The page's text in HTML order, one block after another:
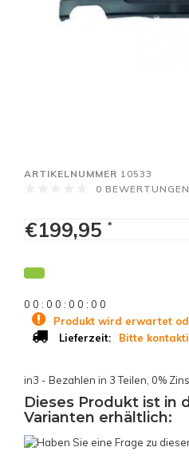
ARTIKELNUMMER 10533
0 BEWERTUNGEN
€199,95 *
0 0 : 0 0 : 0 0 : 0 0
Produkt wird erwartet
Lieferzeit:
Bitte
in3 - Bezahlen in 3 Teilen, 0%
Dieses Produkt ist in
Varianten erhältlich: